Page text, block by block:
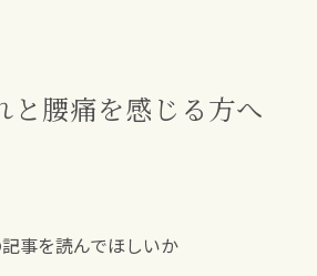
と腰痛を感じる方へ
事を読んでほしいか